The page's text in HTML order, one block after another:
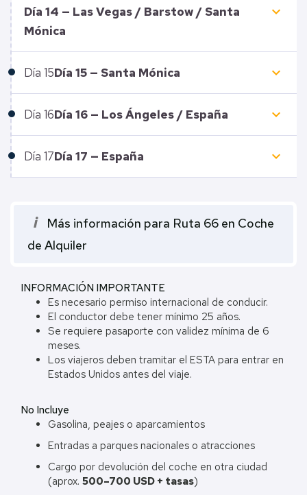
Día 14 — Las Vegas / Barstow / Santa
Mónica
keyboard_arrow_down
Día 15Día 15 — Santa Mónica keyboard_arrow_down
Día 16Día 16 — Los Ángeles / España keyboard_arrow_down
Día 17Día 17 — España keyboard_arrow_down
i
Más información para Ruta 66 en Coche
de Alquiler
INFORMACIÓN IMPORTANTE
Es necesario permiso internacional de conducir.
El conductor debe tener mínimo 25 años.
Se requiere pasaporte con validez mínima de 6
meses.
Los viajeros deben tramitar el ESTA para entrar en
Estados Unidos antes del viaje.
No Incluye
Gasolina, peajes o aparcamientos
Entradas a parques nacionales o atracciones
Cargo por devolución del coche en otra ciudad
(aprox. 500–700 USD + tasas)